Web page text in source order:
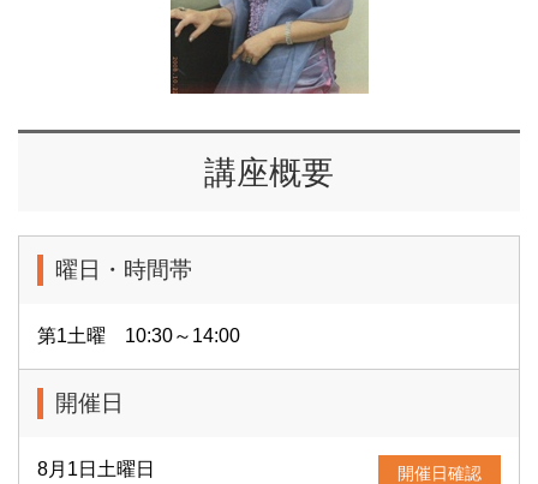
講座概要
曜日・時間帯
第1土曜 10:30～14:00
開催日
8月1日土曜日 開催日確認